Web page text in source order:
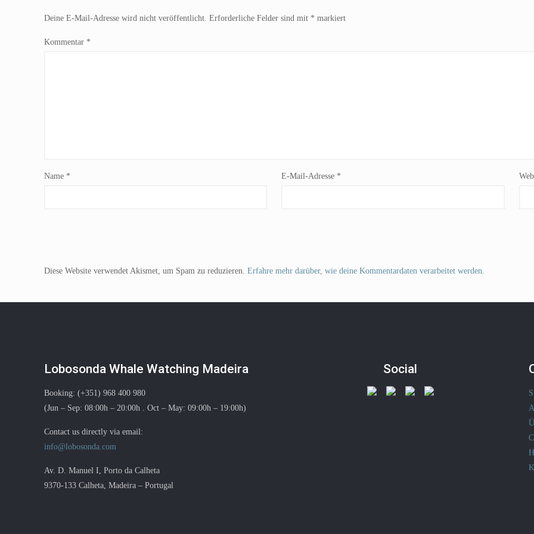
Deine E-Mail-Adresse wird nicht veröffentlicht. Erforderliche Felder sind mit * markiert
Kommentar *
Name * E-Mail-Adresse *
Diese Website verwendet Akismet, um Spam zu reduzieren. Erfahre mehr darüber, wie deine Kommentardaten verarbeitet werden.
Lobosonda Whale Watching Madeira
Booking: (+351) 968 400 980
(Jun – Sep: 08:00h – 20:00h . Oct – May: 09:00h – 19:00h)
Contact us directly via email:
info@lobosonda.com
Av. D. Manuel I, Porto da Calheta
9370-133 Calheta, Madeira – Portugal
Social